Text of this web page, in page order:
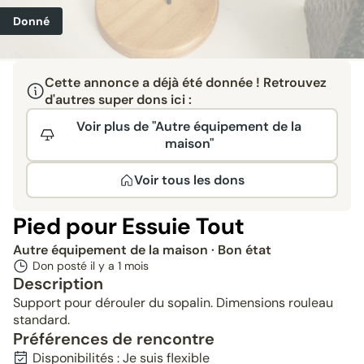
Donné
Cette annonce a déjà été donnée ! Retrouvez
d'autres super dons ici :
Voir plus de "Autre équipement de la
maison"
Voir tous les dons
Pied pour Essuie Tout
Autre équipement de la maison · Bon état
Don posté il y a 1 mois
Description
Support pour dérouler du sopalin. Dimensions rouleau
standard.
Préférences de rencontre
Disponibilités : Je suis flexible